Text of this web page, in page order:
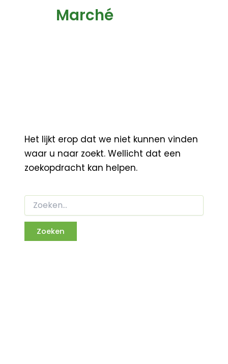
Marché
Het lijkt erop dat we niet kunnen vinden
waar u naar zoekt. Wellicht dat een
zoekopdracht kan helpen.